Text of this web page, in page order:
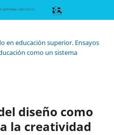
en educación superior. Ensayos
como un sistema
diseño como
la creatividad